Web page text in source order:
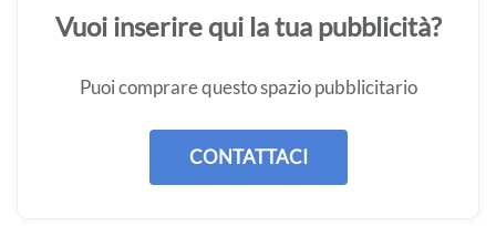
Vuoi inserire qui la tua pubblicità?
Puoi comprare questo spazio pubblicitario
CONTATTACI